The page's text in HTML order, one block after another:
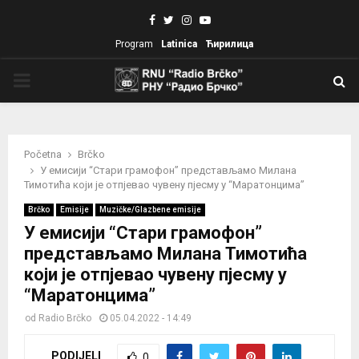
Facebook
TwitterInstagram
Youtube
Program Latinica Ћирилица
Početna
Brčko
У емисији “Стари грамофон” представљамо Милана
Тимотића који је отпјевао чувену пјесму у “Маратонцима”
Brčko Emisije Muzičke/Glazbene emisije
У емисији “Стари грамофон”
представљамо Милана Тимотића
који је отпјевао чувену пјесму у
“Маратонцима”
od Radio Brčko 05.04.2022 - 14:49
PODIJELI